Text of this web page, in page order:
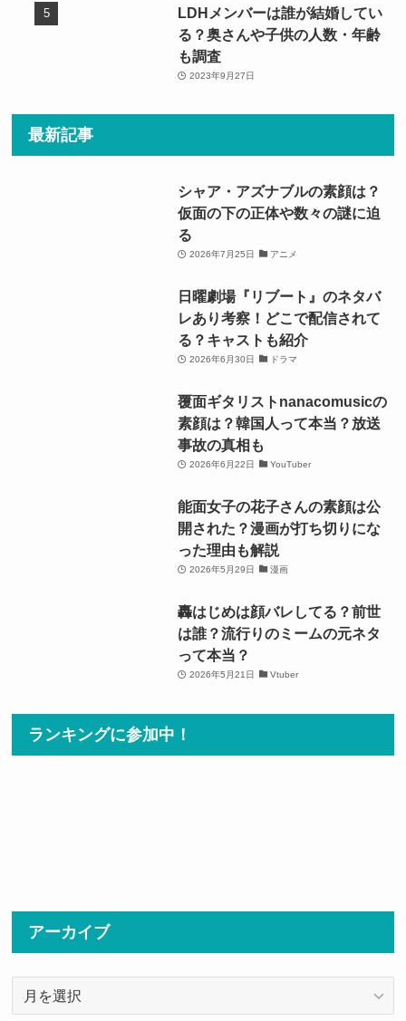
LDHメンバーは誰が結婚してい
る？奥さんや子供の人数・年齢
も調査
2023年9月27日
最新記事
シャア・アズナブルの素顔は？
仮面の下の正体や数々の謎に迫
る
2026年7月25日 アニメ
日曜劇場『リブート』のネタバ
レあり考察！どこで配信されて
る？キャストも紹介
2026年6月30日 ドラマ
覆面ギタリストnanacomusicの
素顔は？韓国人って本当？放送
事故の真相も
2026年6月22日 YouTuber
能面女子の花子さんの素顔は公
開された？漫画が打ち切りにな
った理由も解説
2026年5月29日 漫画
轟はじめは顔バレしてる？前世
は誰？流行りのミームの元ネタ
って本当？
2026年5月21日 Vtuber
ランキングに参加中！
アーカイブ